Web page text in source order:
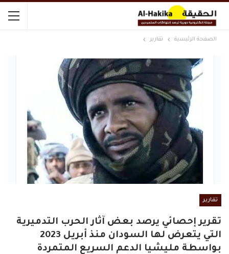
الصفحة الرئيسية تقارير
تقارير
تقرير إحصائي يرصد بعض آثار الحرب التدميرية
التي يتعرض لها السودان منذ أبريل 2023
بواسطة مليشيا الدعم السريع المتمردة